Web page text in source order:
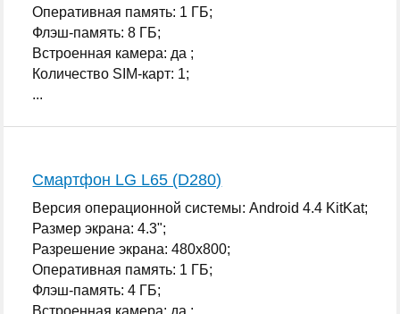
Оперативная память: 1 ГБ;
Флэш-память: 8 ГБ;
Встроенная камера: да ;
Количество SIM-карт: 1;
...
Смартфон LG L65 (D280)
Версия операционной системы: Android 4.4 KitKat;
Размер экрана: 4.3";
Разрешение экрана: 480x800;
Оперативная память: 1 ГБ;
Флэш-память: 4 ГБ;
Встроенная камера: да ;